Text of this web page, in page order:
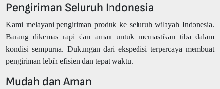
Pengiriman Seluruh Indonesia
Kami melayani pengiriman produk ke seluruh wilayah Indonesia.
Barang dikemas rapi dan aman untuk memastikan tiba dalam
kondisi sempurna. Dukungan dari ekspedisi terpercaya membuat
pengiriman lebih efisien dan tepat waktu.
Mudah dan Aman